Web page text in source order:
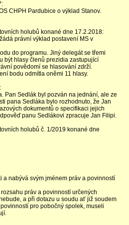
CHPH Pardubice o výklad Stanov.
holubů konané dne 17.2.2018:
právní výklad postavení MS v
do programu. Jiný delegát se třemi
být hlasy členů prezidia zastupující
povědomí se hlasování zdrží.
bodu odmítla oněmi 11 hlasy.
Pan Sedlák byl pozván na jednání, ale ze
pana Sedláka bylo rozhodnuto, že Jan
dokumentů o specifikaci jejich
panu Sedlákovi zpracuje Jan Filipi.
holubů č. 1/2019 konané dne
a nabývá svým jménem práv a povinností
práv a povinností určených
a při dotazu u soudu ať již soudem
pro pobočný spolek, museli